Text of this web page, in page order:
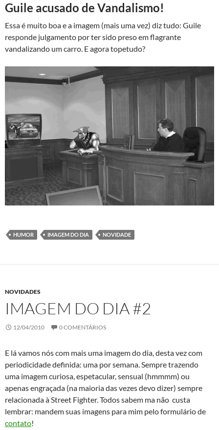
Guile acusado de Vandalismo!
Essa é muito boa e a imagem (mais uma vez) diz tudo: Guile
responde julgamento por ter sido preso em flagrante
vandalizando um carro. E agora topetudo?
HUMOR IMAGEM DO DIA NOVIDADE
NOVIDADES
IMAGEM DO DIA #2
12/04/2010 0 COMENTÁRIOS
E lá vamos nós com mais uma imagem do dia, desta vez com
periodicidade definida: uma por semana. Sempre trazendo
uma imagem curiosa, espetacular, sensual (hmmmm) ou
apenas engraçada (na maioria das vezes devo dizer) sempre
relacionada à Street Fighter. Todos sabem ma não custa
lembrar: mandem suas imagens para mim pelo formulário de
contato!